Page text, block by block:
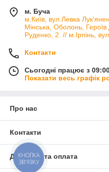
м. Буча
м.Київ, вул.Левка
Мінська, Оболонь,
Руденко, 2. // м.Ірпінь,
Контакти
Сьогодні працює з
Показати весь графік
Про нас
Контакти
Доставка та оплата
КНОПКА
ЗВ'ЯЗКУ